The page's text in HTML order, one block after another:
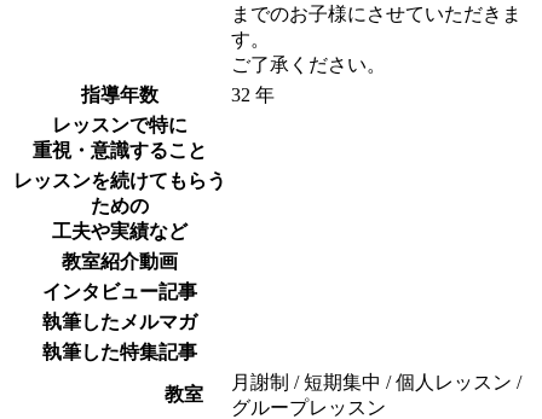
までのお子様にさせていただきま
す。
ご了承ください。
指導年数
32 年
レッスンで特に
重視・意識すること
レッスンを続けてもらう
ための
工夫や実績など
教室紹介動画
インタビュー記事
執筆したメルマガ
執筆した特集記事
教室
月謝制 / 短期集中 / 個人レッスン /
グループレッスン